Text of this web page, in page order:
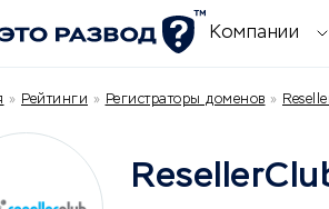
Компании
» Рейтинги » Регистраторы доменов »